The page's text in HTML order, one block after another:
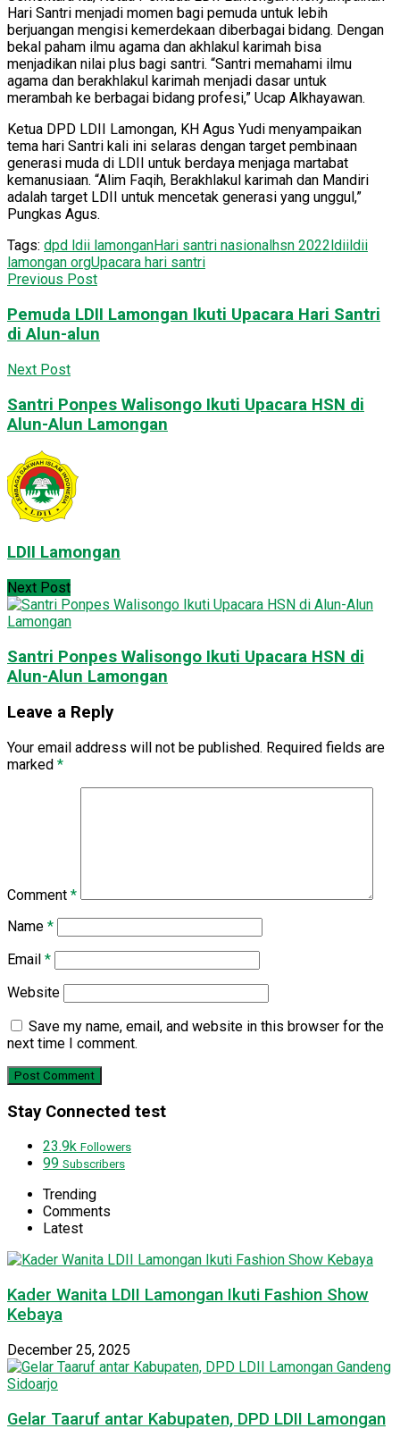
Hari Santri menjadi momen bagi pemuda untuk lebih
berjuangan mengisi kemerdekaan diberbagai bidang. Dengan
bekal paham ilmu agama dan akhlakul karimah bisa
menjadikan nilai plus bagi santri. “Santri memahami ilmu
agama dan berakhlakul karimah menjadi dasar untuk
merambah ke berbagai bidang profesi,” Ucap Alkhayawan.
Ketua DPD LDII Lamongan, KH Agus Yudi menyampaikan
tema hari Santri kali ini selaras dengan target pembinaan
generasi muda di LDII untuk berdaya menjaga martabat
kemanusiaan. “Alim Faqih, Berakhlakul karimah dan Mandiri
adalah target LDII untuk mencetak generasi yang unggul,”
Pungkas Agus.
Tags: dpd ldii lamonganHari santri nasional hsn 2022 ldii ldii
lamongan orgUpacara hari santri
Previous Post
Pemuda LDII Lamongan Ikuti Upacara Hari Santri
di Alun-alun
Next Post
Santri Ponpes Walisongo Ikuti Upacara HSN di
Alun-Alun Lamongan
LDII Lamongan
Next Post
Santri Ponpes Walisongo Ikuti Upacara HSN di
Alun-Alun Lamongan
Leave a Reply
Your email address will not be published. Required fields are
marked *
Comment *
Name *
Email *
Website
Save my name, email, and website in this browser for the
next time I comment.
Stay Connected test
23.9k Followers
99 Subscribers
Trending
Comments
Latest
Kader Wanita LDII Lamongan Ikuti Fashion Show
Kebaya
December 25, 2025
Gelar Taaruf antar Kabupaten, DPD LDII Lamongan